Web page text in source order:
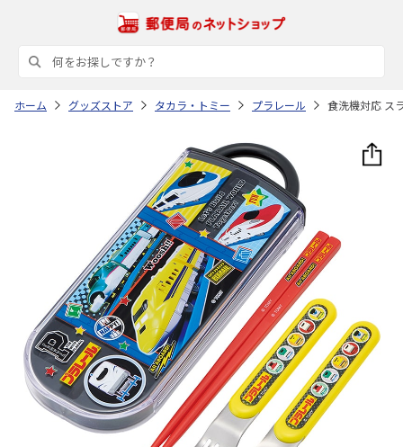
ホーム グッズストア タカラ・トミー プラレール 食洗機対応 ス